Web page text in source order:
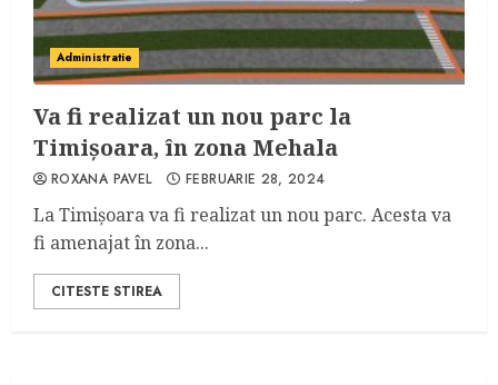
Administratie
Va fi realizat un nou parc la
Timișoara, în zona Mehala
ROXANA PAVEL FEBRUARIE 28, 2024
La Timișoara va fi realizat un nou parc. Acesta va
fi amenajat în zona...
CITESTE STIREA